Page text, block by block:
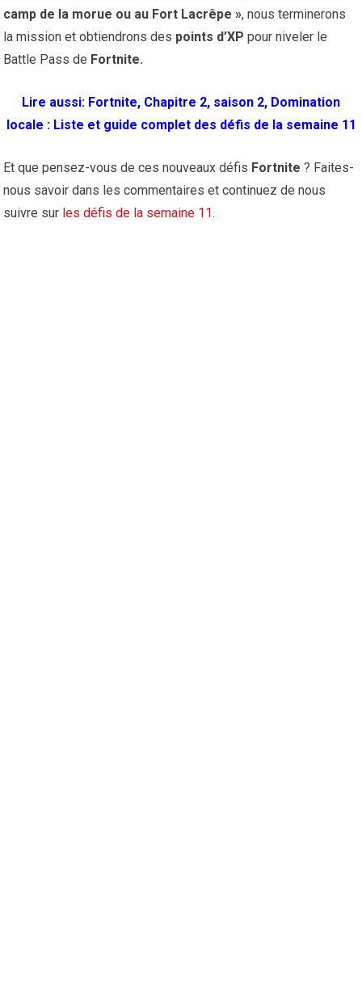
camp de la morue ou au Fort Lacrêpe », nous terminerons
la mission et obtiendrons des points d’XP pour niveler le
Battle Pass de Fortnite.
Lire aussi: Fortnite, Chapitre 2, saison 2, Domination
locale : Liste et guide complet des défis de la semaine 11
Et que pensez-vous de ces nouveaux défis Fortnite ? Faites-
nous savoir dans les commentaires et continuez de nous
suivre sur les défis de la semaine 11.